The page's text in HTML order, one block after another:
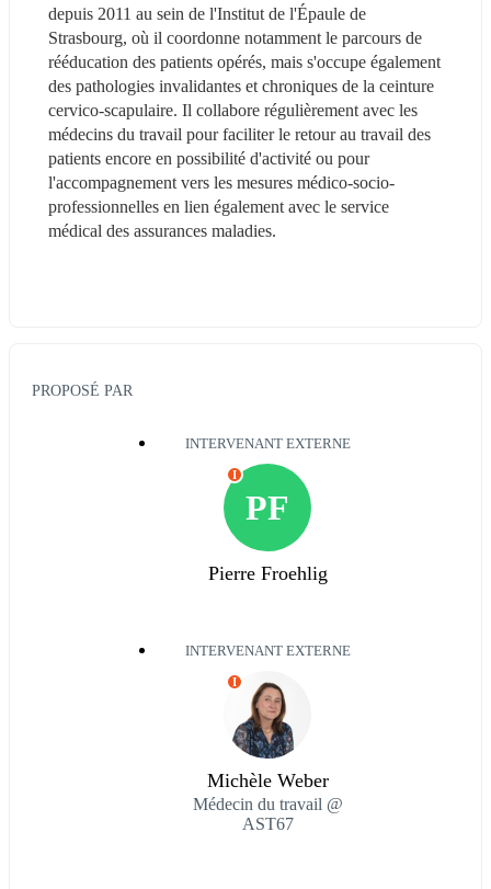
depuis 2011 au sein de l'Institut de l'Épaule de
Strasbourg, où il coordonne notamment le parcours de
rééducation des patients opérés, mais s'occupe également
des pathologies invalidantes et chroniques de la ceinture
cervico-scapulaire. Il collabore régulièrement avec les
médecins du travail pour faciliter le retour au travail des
patients encore en possibilité d'activité ou pour
l'accompagnement vers les mesures médico-socio-
professionnelles en lien également avec le service
médical des assurances maladies.
PROPOSÉ PAR
INTERVENANT EXTERNE
PF
I
Pierre Froehlig
INTERVENANT EXTERNE
I
Michèle Weber
Médecin du travail @
AST67